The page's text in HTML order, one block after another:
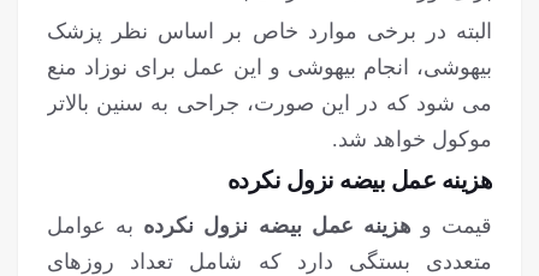
البته در برخی موارد خاص بر اساس نظر پزشک
بیهوشی، انجام بیهوشی و این عمل برای نوزاد منع
می شود که در این صورت، جراحی به سنین بالاتر
موکول خواهد شد.
هزینه عمل بیضه نزول نکرده
قیمت و هزینه عمل بیضه نزول نکرده به عوامل
متعددی بستگی دارد که شامل تعداد روزهای